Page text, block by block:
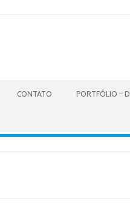
CONTATO PORTFÓLIO –